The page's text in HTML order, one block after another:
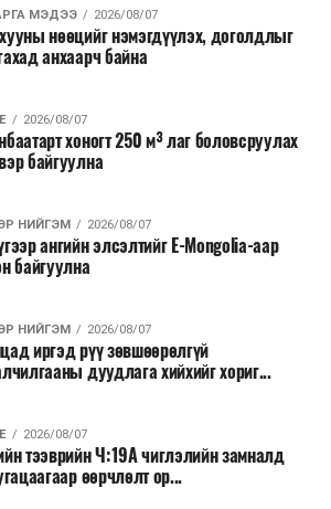
төлөвлөсөн төрийн өндөр албан
томилолтоос бусад гадаад
зочин хүлээн авах зардал;
тоног төхөөрөмж,
худалдан авах;
хууль зүйн салбараас бусад
мэдээлэхээс бусад кино,
зардал;
бусад тэтгэмж, урамшуулал.
горимыг 2026 оны
сарын 31 хүртэл мөрдөнө. Харин
салбар уг хэмнэлтийн горимд
цэцэрлэг, сургуулийн хүүхдийн
томуу, томуу төст
арга хэмжээ зэрэг зайлшгүй
МЭДЭЭ 2026/08/07
нөөцийг нэмэгдүүлэх, доголдлыг
анхаарч байна
2026/08/07
хоногт 250 м³ лаг боловсруулах
байгуулна
НИЙГЭМ 2026/08/07
ангийн элсэлтийг E-Mongolia-аар
байгуулна
НИЙГЭМ 2026/08/07
иргэд рүү зөвшөөрөлгүй
дуудлага хийхийг хориг...
2026/08/07
тээврийн Ч:19А чиглэлийн замналд
өөрчлөлт ор...